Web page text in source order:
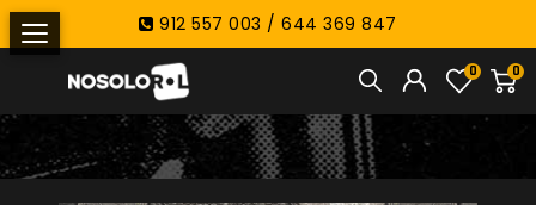
912 557 003 / 644 369 847
0
0